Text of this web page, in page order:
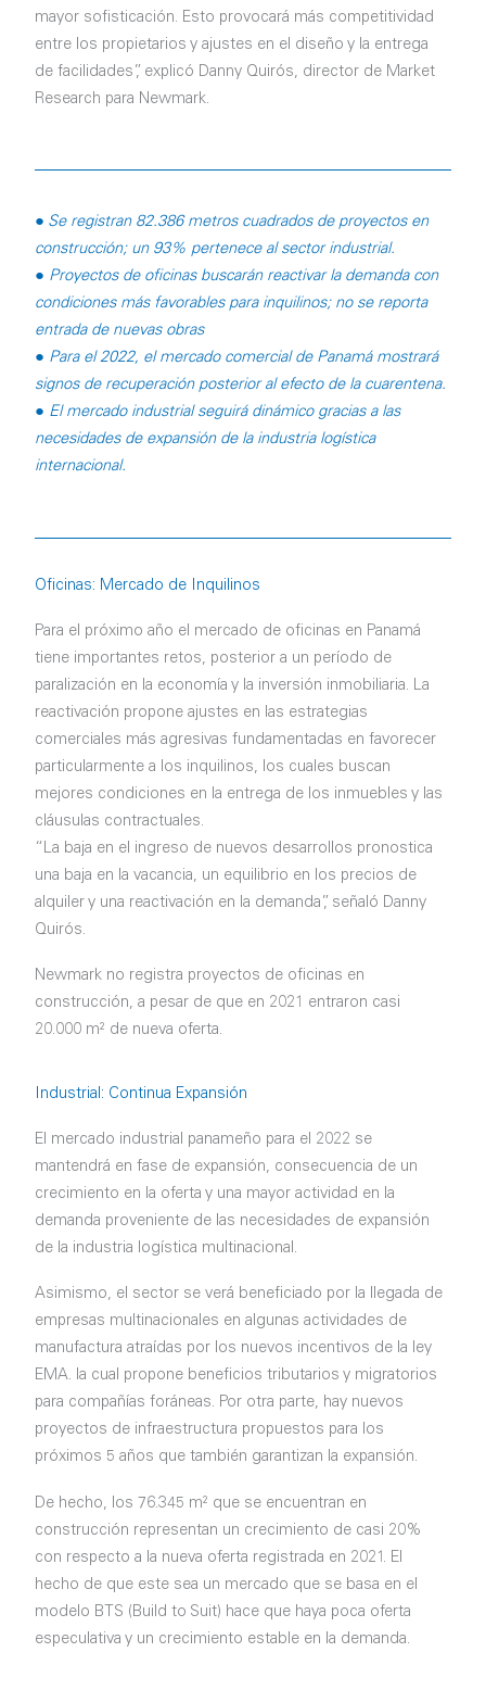
mayor sofisticación. Esto provocará más competitividad
entre los propietarios y ajustes en el diseño y la entrega
de facilidades”, explicó Danny Quirós, director de Market
Research para Newmark.
● Se registran 82.386 metros cuadrados de proyectos en
construcción; un 93% pertenece al sector industrial.
● Proyectos de oficinas buscarán reactivar la demanda con
condiciones más favorables para inquilinos; no se reporta
entrada de nuevas obras
● Para el 2022, el mercado comercial de Panamá mostrará
signos de recuperación posterior al efecto de la cuarentena.
● El mercado industrial seguirá dinámico gracias a las
necesidades de expansión de la industria logística
internacional.
Oficinas: Mercado de Inquilinos
Para el próximo año el mercado de oficinas en Panamá
tiene importantes retos, posterior a un período de
paralización en la economía y la inversión inmobiliaria. La
reactivación propone ajustes en las estrategias
comerciales más agresivas fundamentadas en favorecer
particularmente a los inquilinos, los cuales buscan
mejores condiciones en la entrega de los inmuebles y las
cláusulas contractuales.
“La baja en el ingreso de nuevos desarrollos pronostica
una baja en la vacancia, un equilibrio en los precios de
alquiler y una reactivación en la demanda”, señaló Danny
Quirós.
Newmark no registra proyectos de oficinas en
construcción, a pesar de que en 2021 entraron casi
20.000 m² de nueva oferta.
Industrial: Continua Expansión
El mercado industrial panameño para el 2022 se
mantendrá en fase de expansión, consecuencia de un
crecimiento en la oferta y una mayor actividad en la
demanda proveniente de las necesidades de expansión
de la industria logística multinacional.
Asimismo, el sector se verá beneficiado por la llegada de
empresas multinacionales en algunas actividades de
manufactura atraídas por los nuevos incentivos de la ley
EMA. la cual propone beneficios tributarios y migratorios
para compañías foráneas. Por otra parte, hay nuevos
proyectos de infraestructura propuestos para los
próximos 5 años que también garantizan la expansión.
De hecho, los 76.345 m² que se encuentran en
construcción representan un crecimiento de casi 20%
con respecto a la nueva oferta registrada en 2021. El
hecho de que este sea un mercado que se basa en el
modelo BTS (Build to Suit) hace que haya poca oferta
especulativa y un crecimiento estable en la demanda.